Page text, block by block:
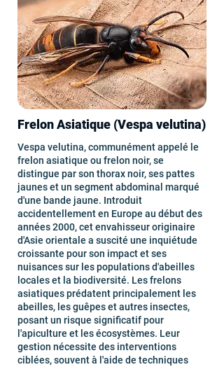
Frelon Asiatique (Vespa velutina)
Vespa velutina, communément appelé le
frelon asiatique ou frelon noir, se
distingue par son thorax noir, ses pattes
jaunes et un segment abdominal marqué
d'une bande jaune. Introduit
accidentellement en Europe au début des
années 2000, cet envahisseur originaire
d'Asie orientale a suscité une inquiétude
croissante pour son impact et ses
nuisances sur les populations d'abeilles
locales et la biodiversité. Les frelons
asiatiques prédatent principalement les
abeilles, les guêpes et autres insectes,
posant un risque significatif pour
l'apiculture et les écosystèmes. Leur
gestion nécessite des interventions
ciblées, souvent à l'aide de techniques